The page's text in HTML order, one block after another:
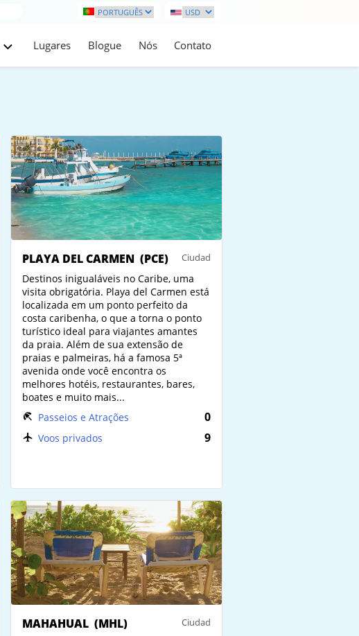
Lugares Blogue Nós Contato
PLAYA DEL CARMEN (PCE) Ciudad
Destinos inigualáveis no Caribe, uma
visita obrigatória. Playa del Carmen está
localizada em um ponto perfeito da
costa caribenha, o que a torna o ponto
turístico ideal para viajantes amantes
da praia. Além de sua extensão de
praias e palmeiras, há a famosa 5ª
avenida onde você encontra os
melhores hotéis, restaurantes, bares,
boates e muito mais...
Passeios e Atrações
0
Voos privados 9
MAHAHUAL (MHL) Ciudad